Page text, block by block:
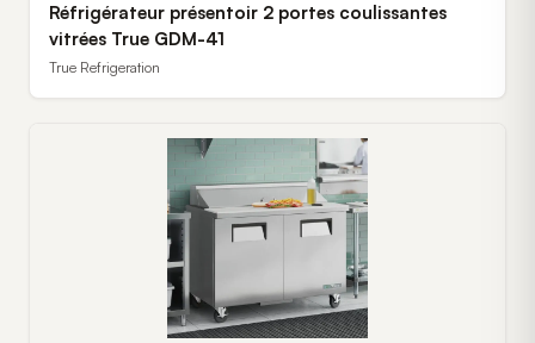
Réfrigérateur présentoir 2 portes coulissantes
vitrées True GDM-41
True Refrigeration